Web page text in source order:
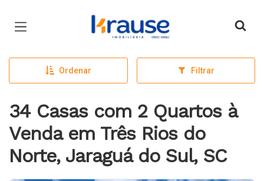
Página inicial
Ordenar Filtrar
34 Casas com 2 Quartos à
Venda em Três Rios do
Norte, Jaraguá do Sul, SC